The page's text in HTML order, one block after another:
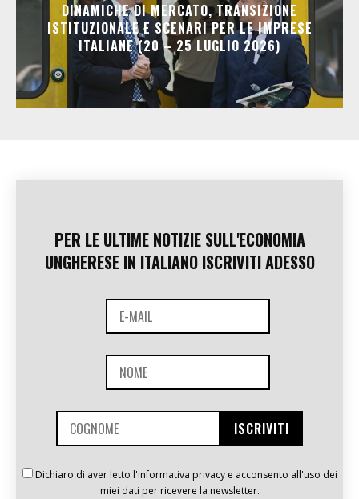
DINAMICHE DI MERCATO, TRANSIZIONE
ISTITUZIONALE E SCENARI PER LE IMPRESE
ITALIANE (20 – 25 LUGLIO 2026)
PER LE ULTIME NOTIZIE SULL'ECONOMIA
UNGHERESE IN ITALIANO ISCRIVITI ADESSO
Dichiaro di aver letto l'informativa privacy e acconsento all'uso dei
miei dati per ricevere la newsletter.